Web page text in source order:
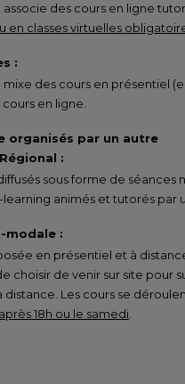
des cours en ligne
en classes virtuelles
:
des cours en présentiel
en ligne.
organisés par un autre
:
sous forme de séances
animés et tutorés par
modale :
en présentiel et à
choisir de venir sur site pour
distance. Les cours se
18h ou le samedi